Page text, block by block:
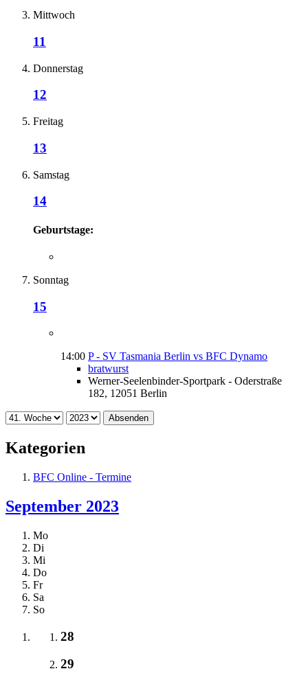
Mittwoch
11
Donnerstag
12
Freitag
13
Samstag
14
Geburtstage:
Sonntag
15
14:00 P - SV Tasmania Berlin vs BFC Dynamo
bratwurst
Werner-Seelenbinder-Sportpark - Oderstraße
182, 12051 Berlin
Absenden
Kategorien
BFC Online - Termine
September 2023
Mo
Di
Mi
Do
Fr
Sa
So
28
29